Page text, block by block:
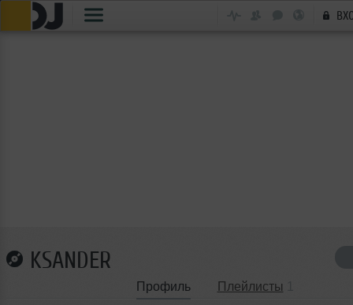
KSANDER
Профиль Плейлисты